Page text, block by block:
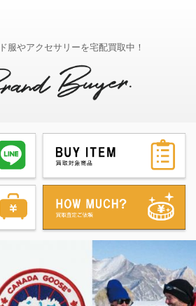
服やアクセサリーを宅配買取中！